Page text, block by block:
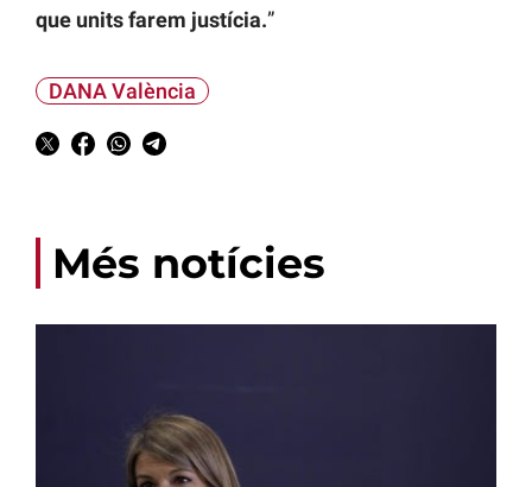
que units farem justícia.”
DANA València
Més notícies